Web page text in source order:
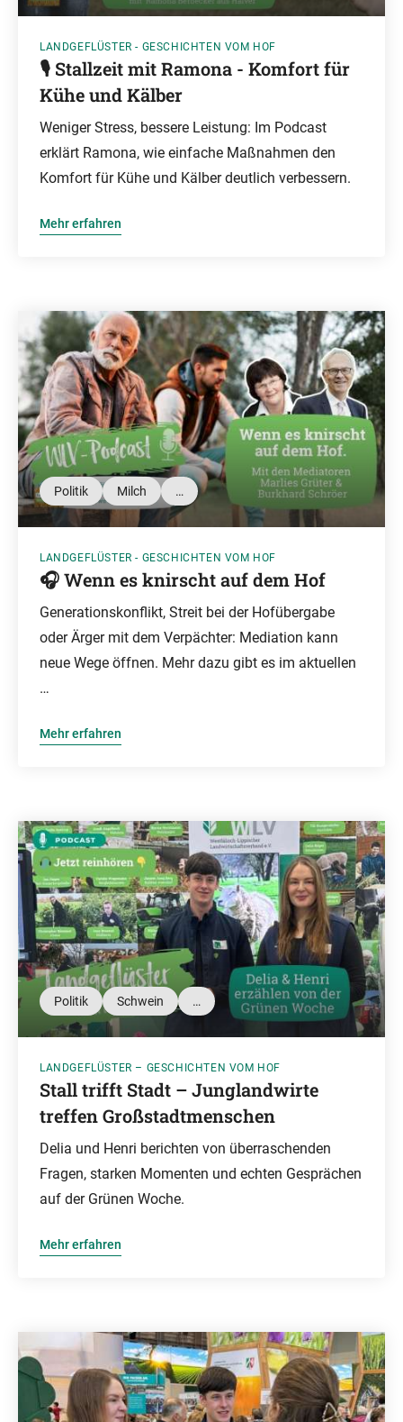
LANDGEFLÜSTER - GESCHICHTEN VOM HOF
🎙️ Stallzeit mit Ramona - Komfort für
Kühe und Kälber
Weniger Stress, bessere Leistung: Im Podcast
erklärt Ramona, wie einfache Maßnahmen den
Komfort für Kühe und Kälber deutlich verbessern.
Mehr erfahren
Politik Milch …
LANDGEFLÜSTER - GESCHICHTEN VOM HOF
🎧 Wenn es knirscht auf dem Hof
Generationskonflikt, Streit bei der Hofübergabe
oder Ärger mit dem Verpächter: Mediation kann
neue Wege öffnen. Mehr dazu gibt es im aktuellen
…
Mehr erfahren
Politik Schwein …
LANDGEFLÜSTER – GESCHICHTEN VOM HOF
Stall trifft Stadt – Junglandwirte
treffen Großstadtmenschen
Delia und Henri berichten von überraschenden
Fragen, starken Momenten und echten Gesprächen
auf der Grünen Woche.
Mehr erfahren